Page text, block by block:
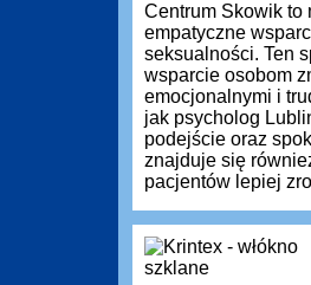
Centrum Skowik to
empatyczne
seksualności. Ten
wsparcie osobom
emocjonalnymi i
jak psycholog
podejście oraz
znajduje się
pacjentów lepiej